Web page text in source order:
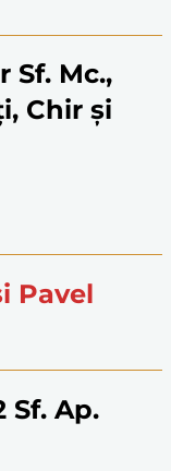
Sf. Mc.,
Chir şi
Pavel
Sf. Ap.